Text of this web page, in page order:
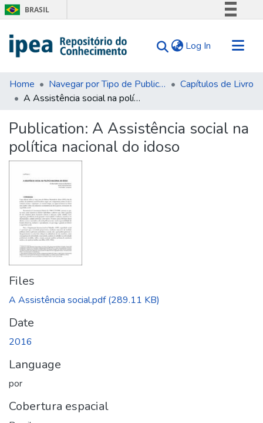
BRASIL
Comunica BR
Acesso à informação
Log In (current)
Communities & Collections
Search for
Statistics
About Us
Home Navegar por Tipo de Publicação
Capítulos de Livro
A Assistência social na política nacional do idoso
Publication: A Assistência social na
política nacional do idoso
Files
A Assistência social.pdf(289.11 KB)
Date
2016
Language
por
Cobertura espacial